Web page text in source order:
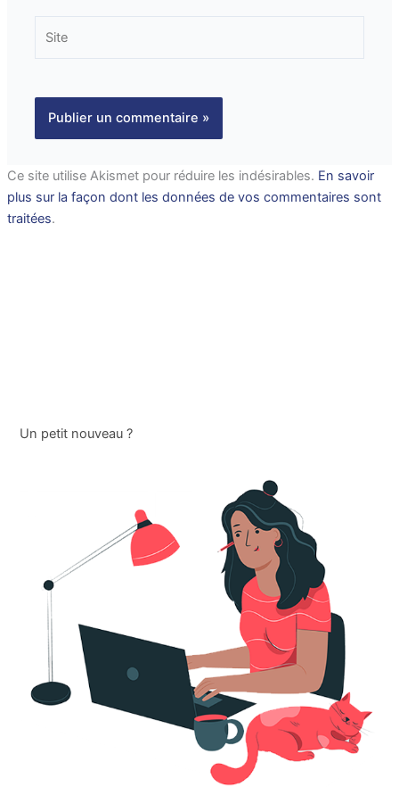
Ce site utilise Akismet pour réduire les indésirables. En savoir
plus sur la façon dont les données de vos commentaires sont
traitées.
Un petit nouveau ?